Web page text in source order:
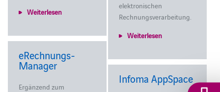
Weiterlesen
elektronischen
Rechnungsverarbeitung.
Weiterlesen
eRechnungs-
Manager
Ergänzend zum
Infoma AppSpace